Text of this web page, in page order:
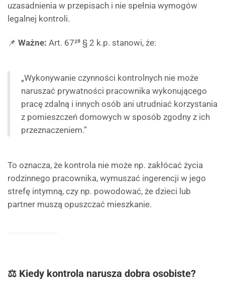
uzasadnienia w przepisach i nie spełnia wymogów
legalnej kontroli.
📌 Ważne: Art. 67²⁸ § 2 k.p. stanowi, że:
„Wykonywanie czynności kontrolnych nie może
naruszać prywatności pracownika wykonującego
pracę zdalną i innych osób ani utrudniać korzystania
z pomieszczeń domowych w sposób zgodny z ich
przeznaczeniem.”
To oznacza, że kontrola nie może np. zakłócać życia
rodzinnego pracownika, wymuszać ingerencji w jego
strefę intymną, czy np. powodować, że dzieci lub
partner muszą opuszczać mieszkanie.
⚖️ Kiedy kontrola narusza dobra osobiste?